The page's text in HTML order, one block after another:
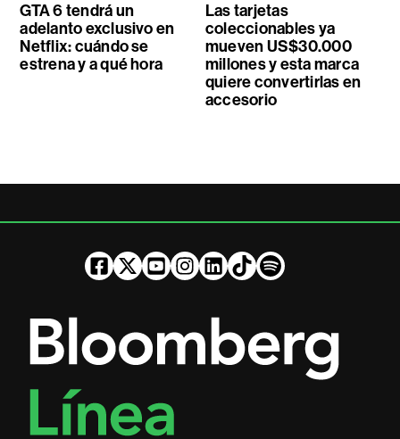
GTA 6 tendrá un
adelanto exclusivo en
Netflix: cuándo se
estrena y a qué hora
Las tarjetas
coleccionables ya
mueven US$30.000
millones y esta marca
quiere convertirlas en
accesorio